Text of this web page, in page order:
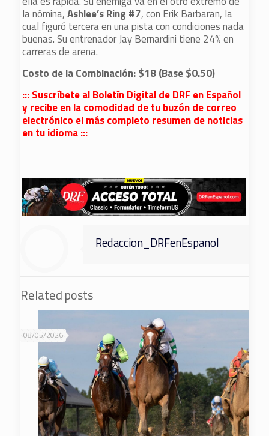
la nómina,Ashlee’s Ring #7, con Erik Barbaran, la
cual figuró tercera en una pista con condiciones nada
buenas. Su entrenador Jay Bernardini tiene 24% en
carreras de arena.
Costo de la Combinación: $18 (Base $0.50)
::: Suscríbete al Boletín Digital de DRF en Español
y recibe en la comodidad de tu buzón de correo
electrónico el más completo resumen de noticias
en tu idioma :::
Redaccion_DRFenEspanol
Related posts
08/05/2026